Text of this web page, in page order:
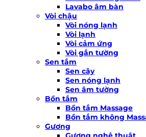
Lavabo âm bàn
Vòi chậu
Vòi nóng lạnh
Vòi lạnh
Vòi cảm ứng
Vòi gắn tường
Sen tắm
Sen cây
Sen nóng lạnh
Sen âm tường
Bồn tắm
Bồn tắm Massage
Bồn tắm không
Gương